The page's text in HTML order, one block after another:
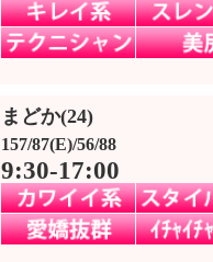
まどか(24)
157/87(E)/56/88
9:30-17:00